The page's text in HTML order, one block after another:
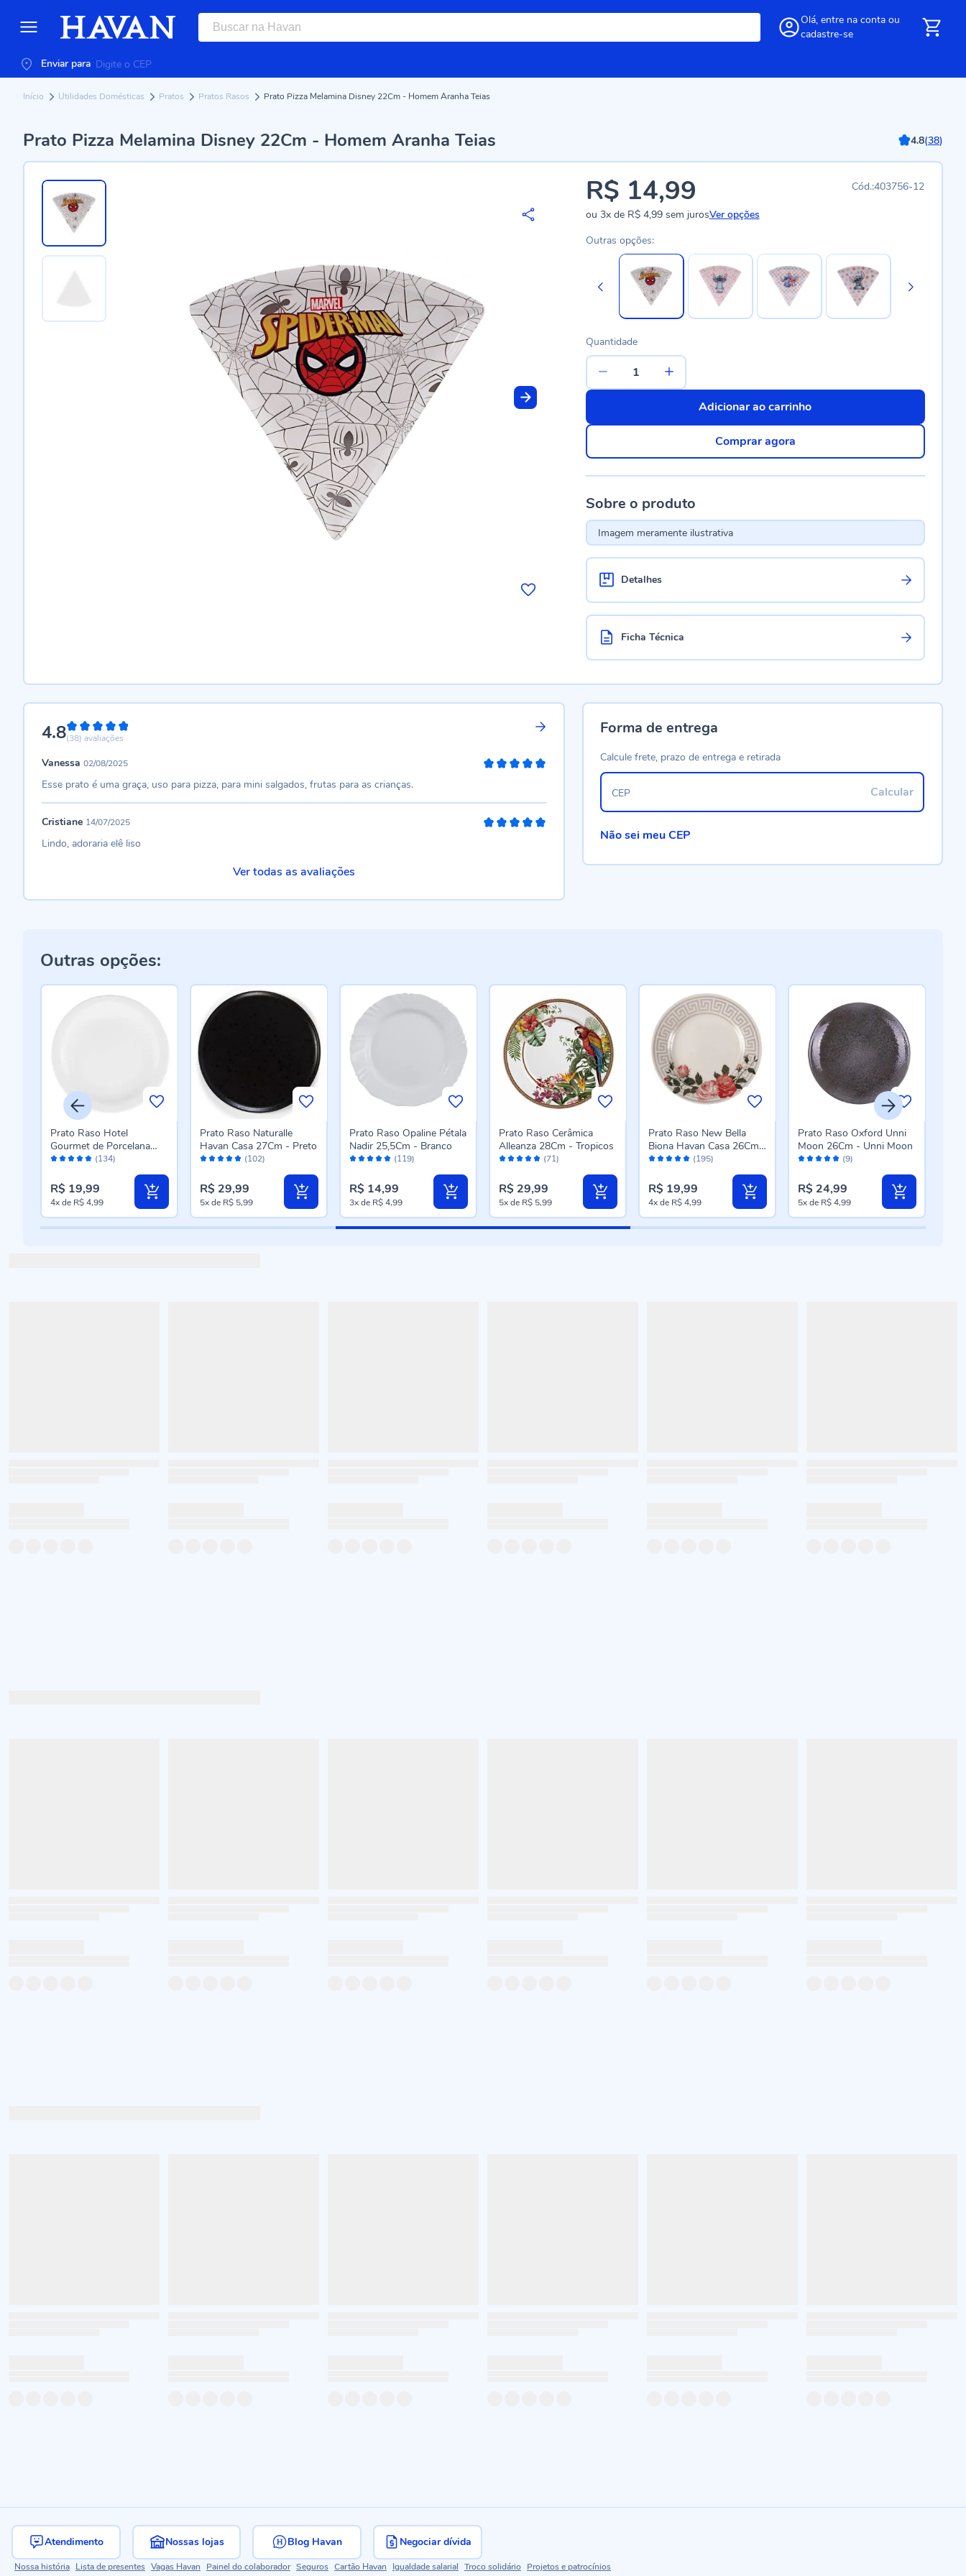
Olá, entre na conta ou
cadastre-se
Enviar para
Início Utilidades Domésticas Pratos Pratos Rasos Prato Pizza Melamina Disney 22Cm - Homem Aranha Teias
Prato Pizza Melamina Disney 22Cm - Homem Aranha Teias 4.8(38)
403756-12
R$ 14,99
ou 3xde R$ 4,99sem jurosVer opções
Outras opções:
Quantidade
Adicionar ao carrinho
Comprar agora
Sobre o produto
Imagem meramente ilustrativa
Detalhes
Ficha Técnica
4.896%
(38) avaliações
Vanessa 02/08/2025
Esse prato é uma graça, uso para pizza, para mini salgados, frutas para as crianças.
Cristiane 14/07/2025
Lindo, adoraria elê liso
Ver todas as avaliações
Forma de entrega
Calcule frete, prazo de entrega e retirada
Calcular
CEP
Não sei meu CEP
Outras opções:
Avaliação: (134)
Prato Raso Hotel
Gourmet de Porcelana
Oxford 26Cm - Branco
R$ 19,99
4xde R$ 4,99
Avaliação: (102)
Prato Raso Naturalle
Havan Casa 27Cm - Preto
R$ 29,99
5xde R$ 5,99
Avaliação: (119)
Prato Raso Opaline Pétala
Nadir 25,5Cm - Branco
R$ 14,99
3xde R$ 4,99
Avaliação: (71)
Prato Raso Cerâmica
Alleanza 28Cm - Tropicos
R$ 29,99
5xde R$ 5,99
Avaliação: (195)
Prato Raso New Bella
Biona Havan Casa 26Cm -
Cerâmica
R$ 19,99
4xde R$ 4,99
Avaliação: (9)
Prato Raso Oxford Unni
Moon 26Cm - Unni Moon
R$ 24,99
5xde R$ 4,99
Atendimento Nossas lojas Blog Havan Negociar dívida
Nossa história Lista de presentes Vagas Havan Painel do colaborador Seguros Cartão Havan Igualdade salarial Troco solidário Projetos e patrocínios